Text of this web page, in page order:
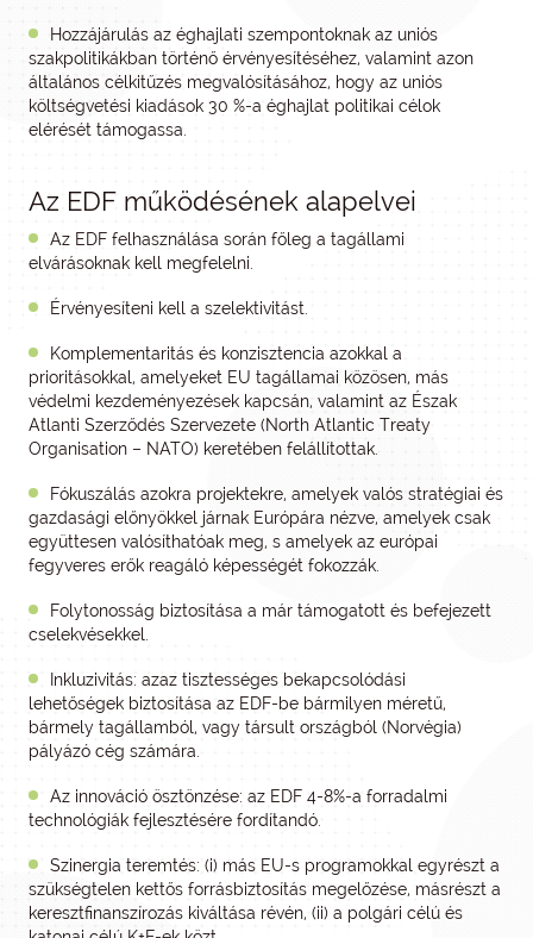
Hozzájárulás az éghajlati szempontoknak az uniós
szakpolitikákban történő érvényesítéséhez, valamint azon
általános célkitűzés megvalósításához, hogy az uniós
költségvetési kiadások 30 %-a éghajlat politikai célok
elérését támogassa.
Az EDF működésének alapelvei
Az EDF felhasználása során főleg a tagállami
elvárásoknak kell megfelelni.
Érvényesíteni kell a szelektivitást.
Komplementaritás és konzisztencia azokkal a
prioritásokkal, amelyeket EU tagállamai közösen, más
védelmi kezdeményezések kapcsán, valamint az Észak
Atlanti Szerződés Szervezete (North Atlantic Treaty
Organisation – NATO) keretében felállítottak.
Fókuszálás azokra projektekre, amelyek valós stratégiai és
gazdasági előnyökkel járnak Európára nézve, amelyek csak
együttesen valósíthatóak meg, s amelyek az európai
fegyveres erők reagáló képességét fokozzák.
Folytonosság biztosítása a már támogatott és befejezett
cselekvésekkel.
Inkluzivitás: azaz tisztességes bekapcsolódási
lehetőségek biztosítása az EDF-be bármilyen méretű,
bármely tagállamból, vagy társult országból (Norvégia)
pályázó cég számára.
Az innováció ösztönzése: az EDF 4-8%-a forradalmi
technológiák fejlesztésére fordítandó.
Szinergia teremtés: (i) más EU-s programokkal egyrészt a
szükségtelen kettős forrásbiztosítás megelőzése, másrészt a
keresztfinanszírozás kiváltása révén, (ii) a polgári célú és